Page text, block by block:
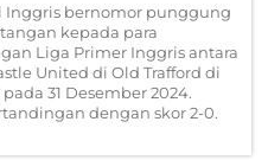
Inggris bernomor punggung
kepada para
Liga Primer Inggris antara
United di Old Trafford di
31 Desember 2024.
dengan skor 2-0.